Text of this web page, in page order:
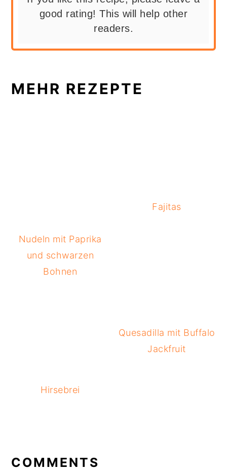
good rating! This will help other
readers.
MEHR REZEPTE
Nudeln mit Paprika
und schwarzen
Bohnen
Fajitas
Hirsebrei
Quesadilla mit Buffalo
Jackfruit
INTERACTIONS
COMMENTS